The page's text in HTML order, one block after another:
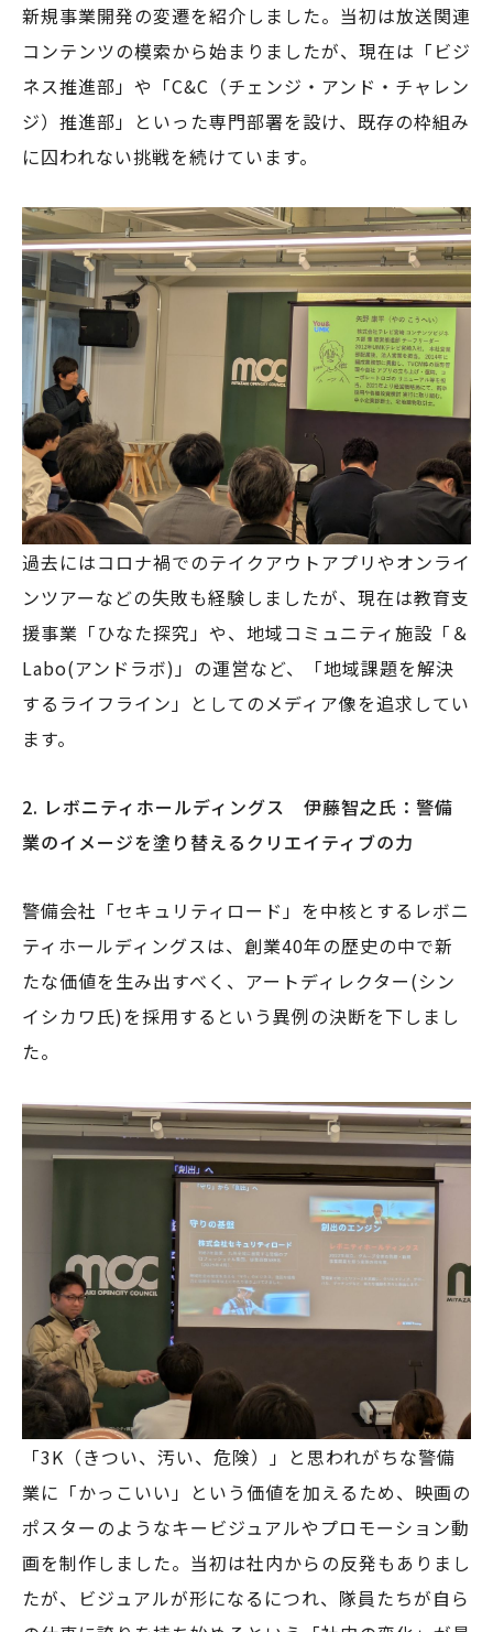
新規事業開発の変遷を紹介しました。当初は放送関連
コンテンツの模索から始まりましたが、現在は「ビジ
ネス推進部」や「C&C（チェンジ・アンド・チャレン
ジ）推進部」といった専門部署を設け、既存の枠組み
に囚われない挑戦を続けています。
過去にはコロナ禍でのテイクアウトアプリやオンライ
ンツアーなどの失敗も経験しましたが、現在は教育支
援事業「ひなた探究」や、地域コミュニティ施設「＆
Labo(アンドラボ)」の運営など、「地域課題を解決
するライフライン」としてのメディア像を追求してい
ます。
2. レボニティホールディングス 伊藤智之氏：警備
業のイメージを塗り替えるクリエイティブの力
警備会社「セキュリティロード」を中核とするレボニ
ティホールディングスは、創業40年の歴史の中で新
たな価値を生み出すべく、アートディレクター(シン
イシカワ氏)を採用するという異例の決断を下しまし
た。
「3K（きつい、汚い、危険）」と思われがちな警備
業に「かっこいい」という価値を加えるため、映画の
ポスターのようなキービジュアルやプロモーション動
画を制作しました。当初は社内からの反発もありまし
たが、ビジュアルが形になるにつれ、隊員たちが自ら